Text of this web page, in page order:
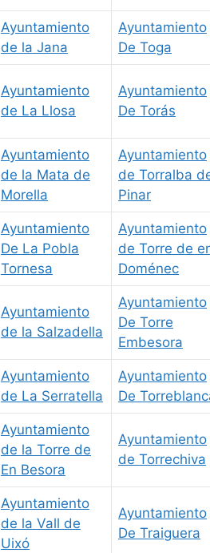
Ayuntamiento
de la Jana
Ayuntamiento
De Toga
Ayuntamiento
de La Llosa
Ayuntamiento
De Torás
Ayuntamiento
de la Mata de
Morella
Ayuntamiento
de Torralba
Pinar
Ayuntamiento
De La Pobla
Tornesa
Ayuntamiento
de Torre de
Doménec
Ayuntamiento
de la Salzadella
Ayuntamiento
De Torre
Embesora
Ayuntamiento
de La Serratella
Ayuntamiento
De
Ayuntamiento
de la Torre de
En Besora
Ayuntamiento
de Torrechiva
Ayuntamiento
de la Vall de
Uixó
Ayuntamiento
De Traiguera